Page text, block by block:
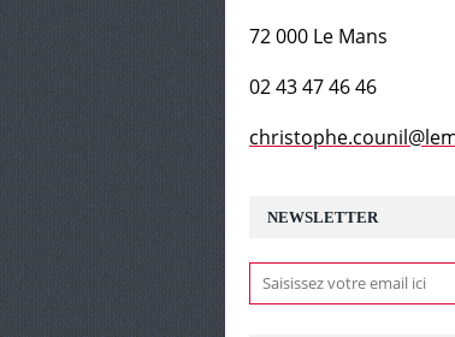
NEWSLETTER
72 000 Le Mans
02 43 47 46 46